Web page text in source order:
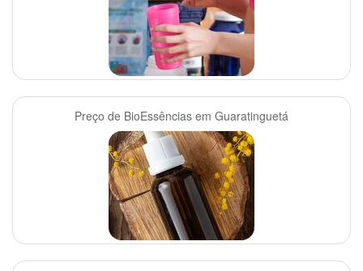
Preço de BioEssências em Guaratinguetá